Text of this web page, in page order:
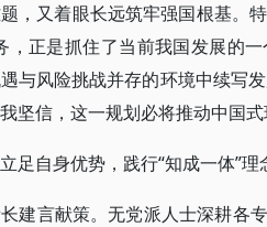
，又着眼长远筑牢强国根基。
，正是抓住了当前我国发展的
与风险挑战并存的环境中续写
坚信，这一规划必将推动中国式
足自身优势，践行“知成一体”理
建言献策。无党派人士深耕各